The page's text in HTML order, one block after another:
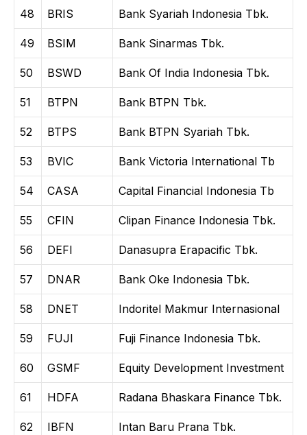
48 BRIS Bank Syariah Indonesia Tbk.
49 BSIM Bank Sinarmas Tbk.
50 BSWD Bank Of India Indonesia Tbk.
51 BTPN Bank BTPN Tbk.
52 BTPS Bank BTPN Syariah Tbk.
53 BVIC Bank Victoria International Tb
54 CASA Capital Financial Indonesia Tb
55 CFIN Clipan Finance Indonesia Tbk.
56 DEFI Danasupra Erapacific Tbk.
57 DNAR Bank Oke Indonesia Tbk.
58 DNET Indoritel Makmur Internasional
59 FUJI Fuji Finance Indonesia Tbk.
60 GSMF Equity Development Investment
61 HDFA Radana Bhaskara Finance Tbk.
62 IBFN Intan Baru Prana Tbk.